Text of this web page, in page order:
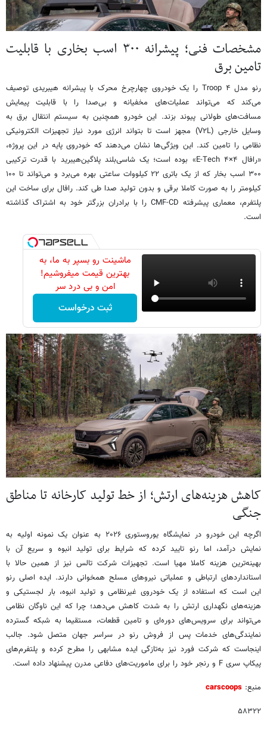
مشخصات فنی؛ پیشرانه ۳۰۰ اسب بخاری با قابلیت
تامین برق
رنو مدل ۴ Troop را یک خودروی چهارچرخ محرک با پیشرانه هیبریدی توصیف
می‌کند که می‌تواند عملیات‌های مخفیانه و بی‌صدا را با قابلیت پیمایش
مسافت‌های طولانی پیوند بزند. این خودرو همچنین به سیستم انتقال برق به
وسایل خارجی (V۲L) مجهز است تا بتواند انرژی مورد نیاز تجهیزات الکترونیکی
نظامی را تامین کند. این ویژگی‌ها نشان می‌دهند که خودروی پایه در این پروژه،
«رافال E-Tech ۴×۴» بوده است؛ یک شاسی‌بلند پلاگین‌هیبرید با قدرت ترکیبی
۳۰۰ اسب بخار که از یک باتری ۲۲ کیلووات ساعتی بهره می‌برد و می‌تواند تا ۱۰۰
کیلومتر را به صورت کاملا برقی و بدون تولید صدا طی کند. رافال برای ساخت این
پلتفرم، معماری پیشرفته CMF-CD را با برادران بزرگتر خود به اشتراک گذاشته
است.
ماشینت رو بسپر به ما، به
بهترین قیمت میفروشیم!
امن و بی درد سر
ثبت درخواست
کاهش هزینه‌های ارتش؛ از خط تولید کارخانه تا مناطق
جنگی
اگرچه این خودرو در نمایشگاه یوروستوری ۲۰۲۶ به عنوان یک نمونه اولیه به
نمایش درآمد، اما رنو تایید کرده که شرایط برای تولید انبوه و سریع آن با
بهینه‌ترین هزینه کاملا مهیا است. تجهیزات شرکت تالس نیز از همین حالا با
استانداردهای ارتباطی و عملیاتی نیروهای مسلح همخوانی دارند. ایده اصلی رنو
این است که استفاده از یک خودروی غیرنظامی و تولید انبوه، بار لجستیکی و
هزینه‌های نگهداری ارتش را به شدت کاهش می‌دهد؛ چرا که این ناوگان نظامی
می‌تواند برای سرویس‌های دوره‌ای و تامین قطعات، مستقیما به شبکه گسترده
نمایندگی‌های خدمات پس از فروش رنو در سراسر جهان متصل شود. جالب
اینجاست که شرکت فورد نیز به‌تازگی ایده مشابهی را مطرح کرده و پلتفرم‌های
پیکاپ سری F و رنجر خود را برای ماموریت‌های دفاعی مدرن پیشنهاد داده است.
منبع: carscoops
۵۸۳۲۲